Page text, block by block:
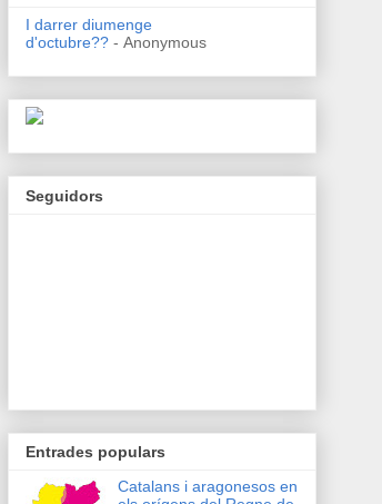
I darrer diumenge
d'octubre?? - Anonymous
Seguidors
Entrades populars
Catalans i aragonesos en